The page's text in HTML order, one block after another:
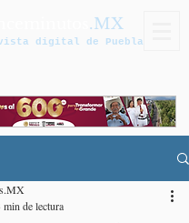
.MX
digital de Puebla
min de lectura